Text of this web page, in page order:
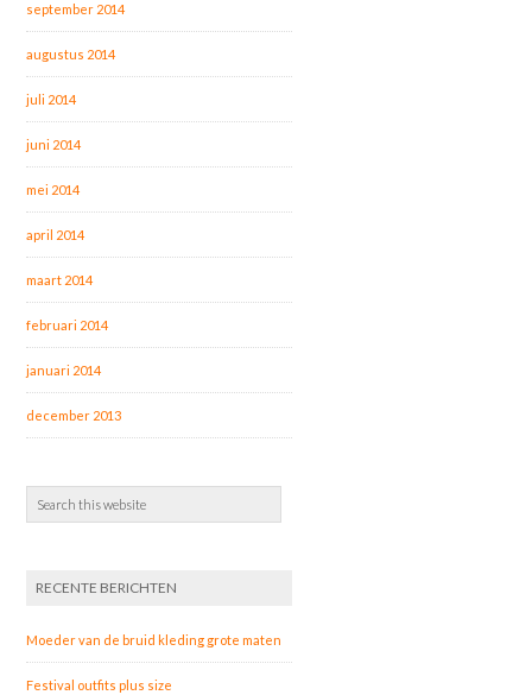
september 2014
augustus 2014
juli 2014
juni 2014
mei 2014
april 2014
maart 2014
februari 2014
januari 2014
december 2013
RECENTE BERICHTEN
Moeder van de bruid kleding grote maten
Festival outfits plus size